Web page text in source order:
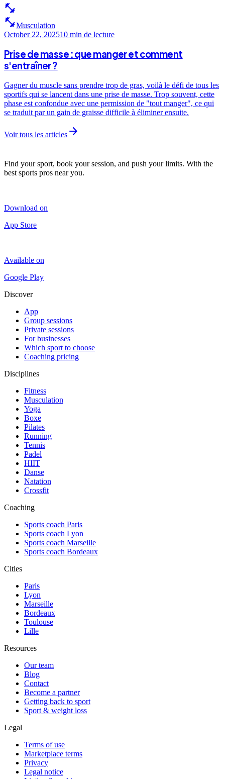
fitness_center
fitness_centerMusculation
October 22, 202510 min de lecture
Prise de masse : que manger et comment
s'entraîner ?
Gagner du muscle sans prendre trop de gras, voilà le défi de tous les
sportifs qui se lancent dans une prise de masse. Trop souvent, cette
phase est confondue avec une permission de "tout manger", ce qui
se traduit par un gain de graisse difficile à éliminer ensuite.
Voir tous les articles arrow_forward
Find your sport, book your session, and push your limits. With the
best sports pros near you.
Download on
App Store
Available on
Google Play
Discover
App
Group sessions
Private sessions
For businesses
Which sport to choose
Coaching pricing
Disciplines
Fitness
Musculation
Yoga
Boxe
Pilates
Running
Tennis
Padel
HIIT
Danse
Natation
Crossfit
Coaching
Sports coach Paris
Sports coach Lyon
Sports coach Marseille
Sports coach Bordeaux
Cities
Paris
Lyon
Marseille
Bordeaux
Toulouse
Lille
Resources
Our team
Blog
Contact
Become a partner
Getting back to sport
Sport & weight loss
Legal
Terms of use
Marketplace terms
Privacy
Legal notice